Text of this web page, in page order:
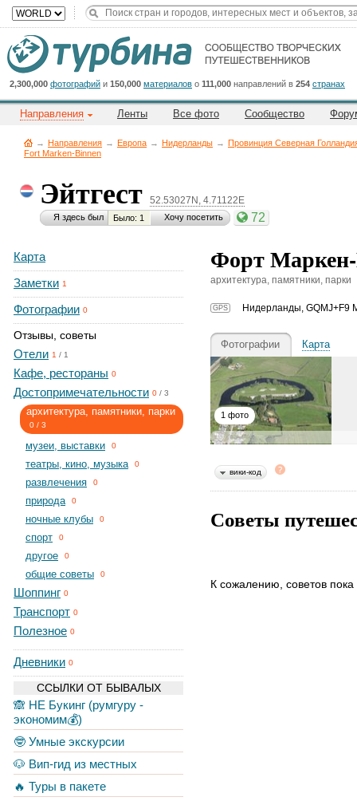
2,300,000 фотографий и 150,000 материалов о 111,000 направлений в 254 странах
Направления Ленты Все фото Сообщество
→ Направления → Европа → Нидерланды → Провинция Северная
Fort Marken-Binnen
Эйтгест 52.53027N, 4.71122E
Я здесь был Было: 1 Хочу посетить 72
Карта
Заметки 1
Фотографии 0
Отзывы, советы
Отели 1 / 1
Кафе, рестораны 0
Достопримечательности 0 / 3
архитектура, памятники, парки
0 / 3
музеи, выставки 0
театры, кино, музыка 0
развлечения 0
природа 0
ночные клубы 0
спорт 0
другое 0
общие советы 0
Шоппинг 0
Транспорт 0
Полезное 0
Дневники 0
ССЫЛКИ ОТ БЫВАЛЫХ
🙈 НЕ Букинг (румгуру -
экономим💰)
🤓 Умные экскурсии
🐶 Вип-гид из местных
🔥 Туры в пакете
Форт
архитектура, памятники, парки
GPS Нидерланды, GQMJ+F9
Фотографии Карта
1 фото
вики-код
Советы
К сожалению, советов пока
Cейчас
на
сайте:
Title
Button